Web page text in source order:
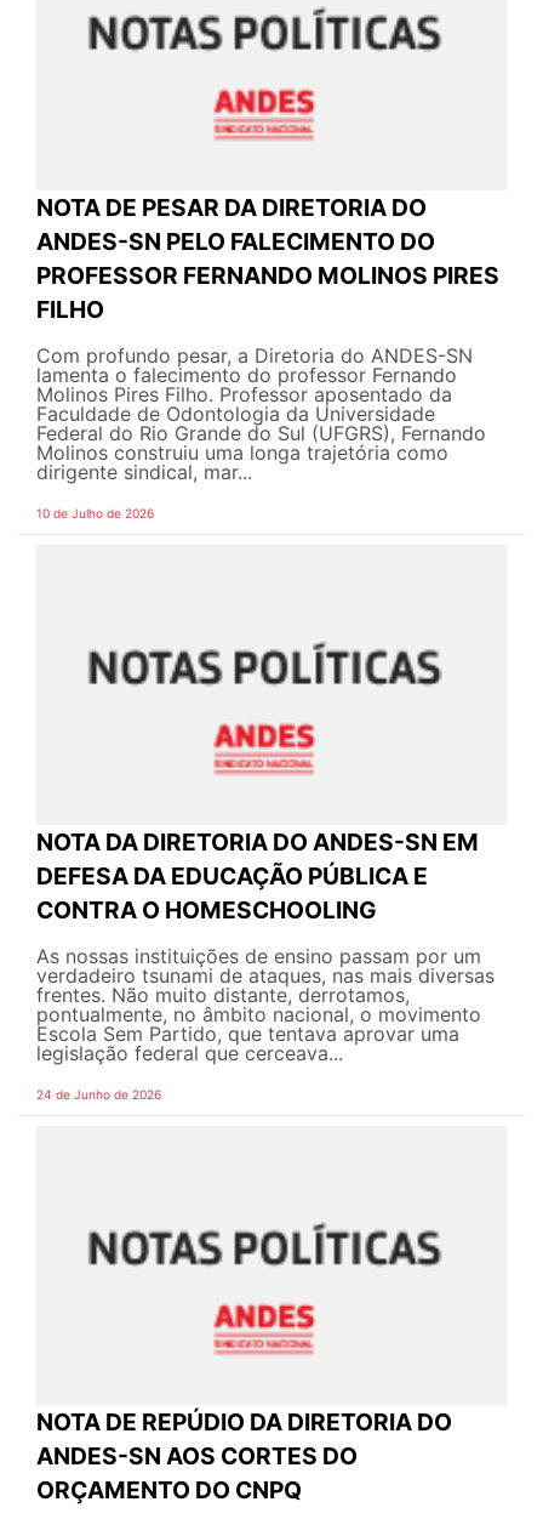
NOTA DE PESAR DA DIRETORIA DO
ANDES-SN PELO FALECIMENTO DO
PROFESSOR FERNANDO MOLINOS PIRES
FILHO
Com profundo pesar, a Diretoria do ANDES-SN
lamenta o falecimento do professor Fernando
Molinos Pires Filho. Professor aposentado da
Faculdade de Odontologia da Universidade
Federal do Rio Grande do Sul (UFGRS), Fernando
Molinos construiu uma longa trajetória como
dirigente sindical, mar...
10 de Julho de 2026
NOTA DA DIRETORIA DO ANDES-SN EM
DEFESA DA EDUCAÇÃO PÚBLICA E
CONTRA O HOMESCHOOLING
As nossas instituições de ensino passam por um
verdadeiro tsunami de ataques, nas mais diversas
frentes. Não muito distante, derrotamos,
pontualmente, no âmbito nacional, o movimento
Escola Sem Partido, que tentava aprovar uma
legislação federal que cerceava...
24 de Junho de 2026
NOTA DE REPÚDIO DA DIRETORIA DO
ANDES-SN AOS CORTES DO
ORÇAMENTO DO CNPQ